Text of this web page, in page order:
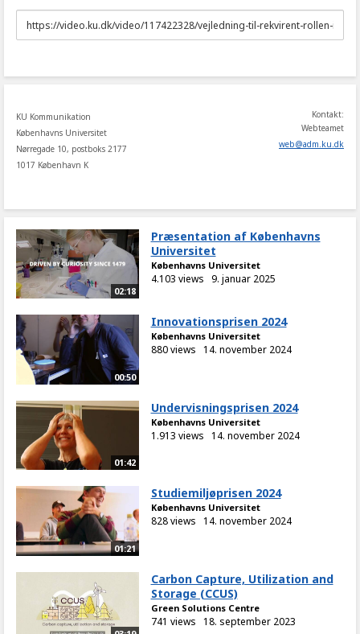
URL
to
KU Kommunikation
Københavns Universitet
Nørregade 10, postboks 2177
1017 København K
Kontakt:
Webteamet
web@adm.ku.dk
02:18
Præsentation af Københavns
Universitet
Københavns Universitet
4.103 views 9. januar 2025
00:50
Innovationsprisen 2024
Københavns Universitet
880 views 14. november 2024
01:42
Undervisningsprisen 2024
Københavns Universitet
1.913 views 14. november 2024
01:21
Studiemiljøprisen 2024
Københavns Universitet
828 views 14. november 2024
Carbon Capture, Utilization and
Storage (CCUS)
Green Solutions Centre
741 views 18. september 2023